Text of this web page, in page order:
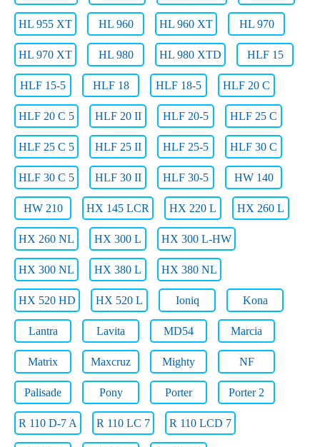
HL 955 XT HL 960 HL 960 XT HL 970
HL 970 XT HL 980 HL 980 XTD HLF 15
HLF 15-5 HLF 18 HLF 18-5 HLF 20 C
HLF 20 C 5 HLF 20 II HLF 20-5 HLF 25 C
HLF 25 C 5 HLF 25 II HLF 25-5 HLF 30 C
HLF 30 C 5 HLF 30 II HLF 30-5 HW 140
HW 210 HX 145 LCR HX 220 L HX 260 L
HX 260 NL HX 300 L HX 300 L-HW
HX 300 NL HX 380 L HX 380 NL
HX 520 HD HX 520 L Ioniq Kona
Lantra Lavita MD54 Marcia
Matrix Maxcruz Mighty NF
Palisade Pony Porter Porter 2
R 110 D-7 A R 110 LC 7 R 110 LCD 7